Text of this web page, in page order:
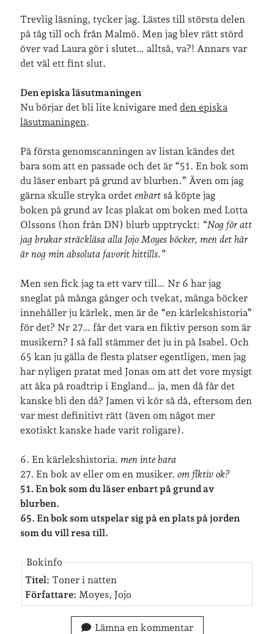
Etiketter
barn barnkläder bibliotekslån
Bröllop café & restaurang dator
festligheter
frågor & svar fågelskådning fåglar
födelsedag geocaching Göteborg
hemmet hemsidan ikea
jobb lopp läsning löpning
musik månadsbild nobelpristagare
pappersböcker resor
shopping skolan
Skriva släkt stockholm
tågsemester utflykter
vandring
vegan viktiga händelser
vänner
årssammanfattningar
Trevlig läsning, tycker jag. Lästes till största delen
på tåg till och från Malmö. Men jag blev rätt störd
över vad Laura gör i slutet… alltså, va?! Annars var
det väl ett fint slut.
Den episka läsutmaningen
Nu börjar det bli lite knivigare medden episka
läsutmaningen.
På första genomscanningen av listan kändes det
bara som att en passade och det är “51. En bok som
du läser enbart på grund av blurben.” Även om jag
gärna skulle stryka ordetenbart så köpte jag
boken på grund av Icas plakat om boken med Lotta
Olssons (hon från DN) blurb upptryckt: “Nog för att
jag brukar sträckläsa alla Jojo Moyes böcker, men det här
är nog min absoluta favorit hittills.”
Men sen fick jag ta ett varv till… Nr 6 har jag
sneglat på många gånger och tvekat, många böcker
innehåller ju kärlek, men är de “en kärlekshistoria”
för det? Nr 27… får det vara en fiktiv person som är
musikern? I så fall stämmer det ju in på Isabel. Och
65 kan ju gälla de flesta platser egentligen, men jag
har nyligen pratat med Jonas om att det vore mysigt
att åka på roadtrip i England… ja, men då får det
kanske bli den då? Jamen vi kör så då, eftersom den
var mest definitivt rätt (även om något mer
exotiskt kanske hade varit roligare).
6. En kärlekshistoria.men inte bara
27. En bok av eller om en musiker.om fiktiv ok?
51. En bok som du läser enbart på grund av
blurben.
65. En bok som utspelar sig på en plats på jorden
som du vill resa till.
Bokinfo
Titel: Toner i natten
Författare: Moyes, Jojo
Lämna en kommentar